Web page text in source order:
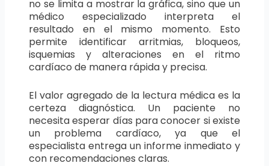
no se limita a mostrar la gráfica, sino que un
médico especializado interpreta el
resultado en el mismo momento. Esto
permite identificar arritmias, bloqueos,
isquemias y alteraciones en el ritmo
cardíaco de manera rápida y precisa.
El valor agregado de la lectura médica es la
certeza diagnóstica. Un paciente no
necesita esperar días para conocer si existe
un problema cardíaco, ya que el
especialista entrega un informe inmediato y
con recomendaciones claras.